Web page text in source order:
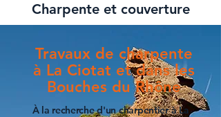
Charpente et couverture
Travaux de charpente
à La Ciotat et dans les
Bouches du Rhône
À la recherche d'uncharpentier à La